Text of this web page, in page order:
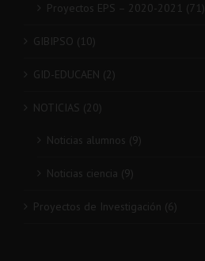
Proyectos EPS – 2020-2021 (71)
GIBIPSO (10)
GID-EDUCAEN (2)
NOTICIAS (20)
Noticias alumnos (9)
Noticias ciencia (9)
Proyectos de Investigación (6)